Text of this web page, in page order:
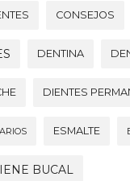
CONSEJOS
DENTINA
DIENTES
ESMALTE
BUCAL